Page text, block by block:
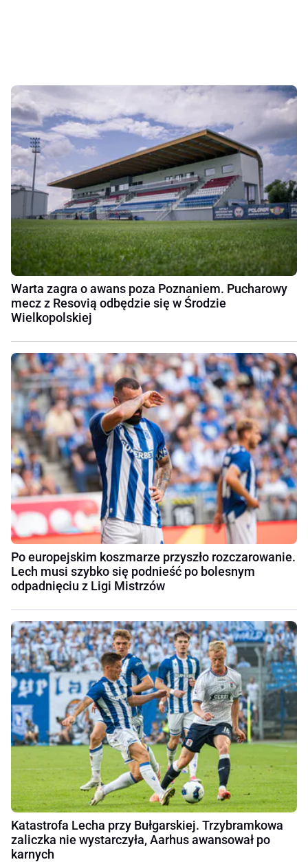
Warta zagra o awans poza Poznaniem. Pucharowy
mecz z Resovią odbędzie się w Środzie
Wielkopolskiej
Po europejskim koszmarze przyszło rozczarowanie.
Lech musi szybko się podnieść po bolesnym
odpadnięciu z Ligi Mistrzów
Katastrofa Lecha przy Bułgarskiej. Trzybramkowa
zaliczka nie wystarczyła, Aarhus awansował po
karnych